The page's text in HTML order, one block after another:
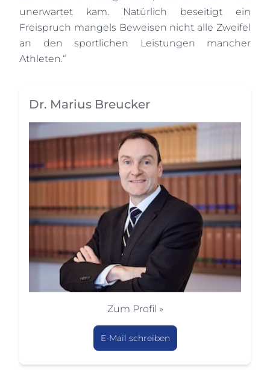
unerwartet kam. Natürlich beseitigt ein
Freispruch mangels Beweisen nicht alle Zweifel
an den sportlichen Leistungen mancher
Athleten.“
Dr. Marius Breucker
Zum Profil »
E-Mail schreiben